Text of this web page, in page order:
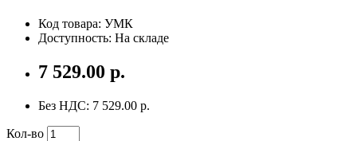
Код товара: УМК
Доступность: На складе
7 529.00 р.
Без НДС: 7 529.00 р.
Кол-во